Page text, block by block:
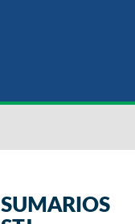
SUMARIOS